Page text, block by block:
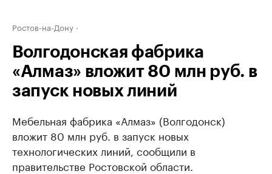
Ростов-на-Дону
Волгодонская фабрика
«Алмаз» вложит 80 млн руб. в
запуск новых линий
Мебельная фабрика «Алмаз» (Волгодонск)
вложит 80 млн руб. в запуск новых
технологических линий, сообщили в
правительстве Ростовской области.